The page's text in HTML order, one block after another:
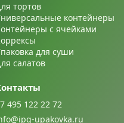
тортов
контейнеры
с ячейками
для суши
салатов
495 122 22 72
upakovka.ru